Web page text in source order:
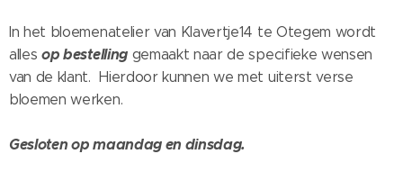
In het bloemenatelier van Klavertje14 te Otegem wordt
allesop bestellinggemaakt naar de specifieke wensen
van de klant. Hierdoor kunnen we met uiterst verse
bloemen werken.
Gesloten op maandag en dinsdag.